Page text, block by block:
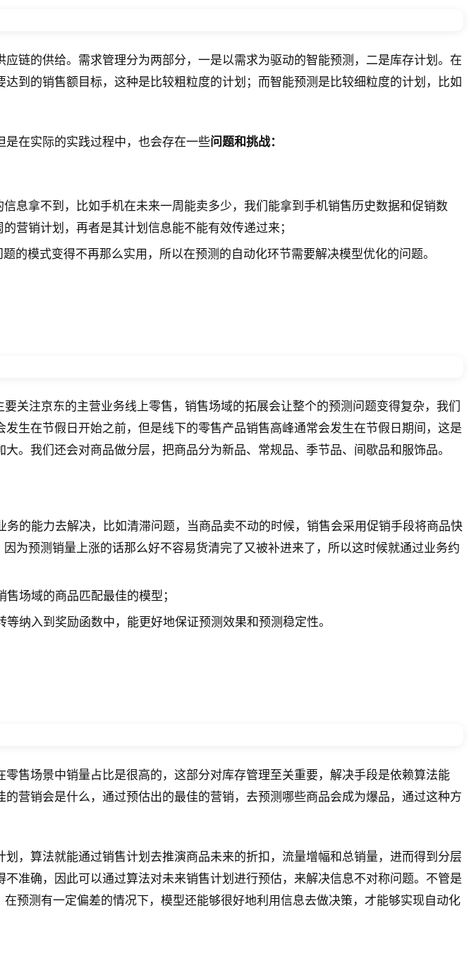
链的供给。需求管理分为两部分，一是以需求为驱动的智能预测，二是库存计划。在
到的销售额目标，这种是比较粗粒度的计划；而智能预测是比较细粒度的计划，比如
在实际的实践过程中，也会存在一些问题和挑战：
息拿不到，比如手机在未来一周能卖多少，我们能拿到手机销售历史数据和促销数
营销计划，再者是其计划信息能不能有效传递过来；
的模式变得不再那么实用，所以在预测的自动化环节需要解决模型优化的问题。
关注京东的主营业务线上零售，销售场域的拓展会让整个的预测问题变得复杂，我们
生在节假日开始之前，但是线下的零售产品销售高峰通常会发生在节假日期间，这是
。我们还会对商品做分层，把商品分为新品、常规品、季节品、间歇品和服饰品。
的能力去解决，比如清滞问题，当商品卖不动的时候，销售会采用促销手段将商品快
为预测销量上涨的话那么好不容易货清完了又被补进来了，所以这时候就通过业务约
场域的商品匹配最佳的模型；
纳入到奖励函数中，能更好地保证预测效果和预测稳定性。
售场景中销量占比是很高的，这部分对库存管理至关重要，解决手段是依赖算法能
营销会是什么，通过预估出的最佳的营销，去预测哪些商品会成为爆品，通过这种方
，算法就能通过销售计划去推演商品未来的折扣，流量增幅和总销量，进而得到分层
准确，因此可以通过算法对未来销售计划进行预估，来解决信息不对称问题。不管是
预测有一定偏差的情况下，模型还能够很好地利用信息去做决策，才能够实现自动化